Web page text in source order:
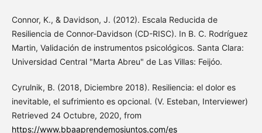
Connor, K., & Davidson, J. (2012). Escala Reducida de
Resiliencia de Connor-Davidson (CD-RISC). In B. C. Rodríguez
Martin, Validación de instrumentos psicológicos. Santa Clara:
Universidad Central "Marta Abreu" de Las Villas: Feijóo.
Cyrulnik, B. (2018, Diciembre 2018). Resiliencia: el dolor es
inevitable, el sufrimiento es opcional. (V. Esteban, Interviewer)
Retrieved 24 Octubre, 2020, from
https://www.bbaaprendemosjuntos.com/es